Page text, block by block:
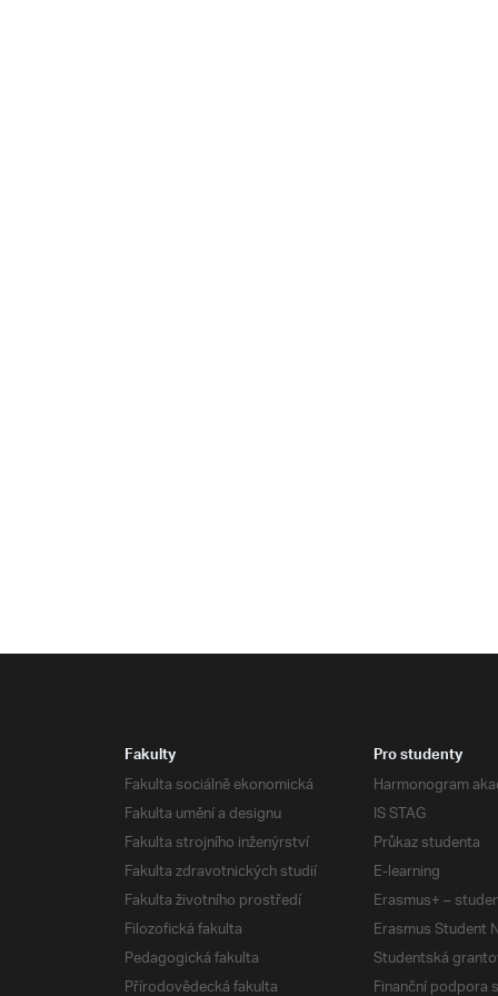
Fakulty
Fakulta sociálně ekonomická
Fakulta umění a designu
Fakulta strojního inženýrství
Fakulta zdravotnických studií
Fakulta životního prostředí
Filozofická fakulta
Pedagogická fakulta
Přírodovědecká fakulta
Pro studenty
Harmonogram
IS STAG
Průkaz studenta
E-learning
Erasmus+ –
Erasmus Student
Studentská
Finanční podpora